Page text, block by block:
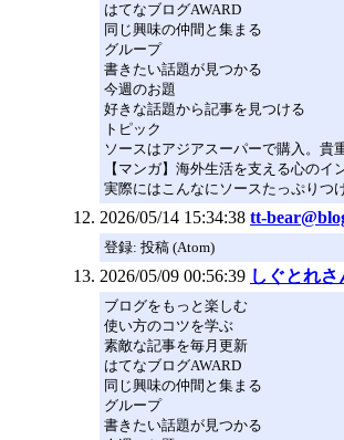
はてなブログAWARD
同じ興味の仲間と集まる
グループ
書きたい話題が見つかる
今週のお題
好きな話題から記事を見つける
トピック
ソースはアジアスーパーで購入。貴
【マンガ】海外生活を支える心のイ
実際にはこんなにソースたっぷりつ
2026/05/14 15:34:38 tt-
登録: 投稿 (Atom)
2026/05/09 00:56:39 しぐとれさ
ブログをもっと楽しむ
使い方のコツを学ぶ
素敵な記事を毎月更新
はてなブログAWARD
同じ興味の仲間と集まる
グループ
書きたい話題が見つかる